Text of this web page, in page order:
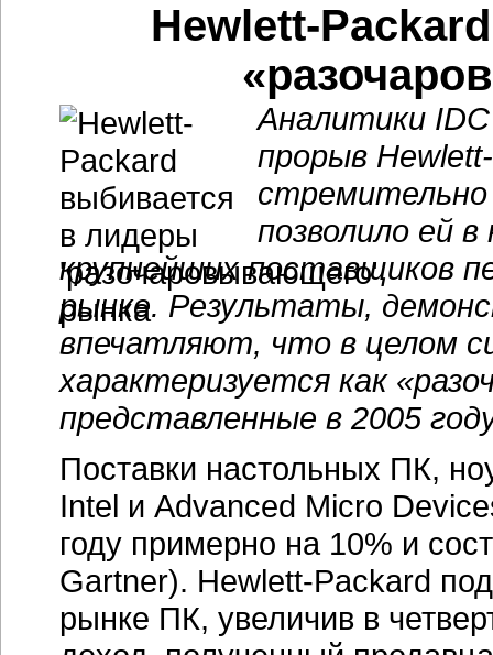
Hewlett-
Аналитики
прорыв
стремительно
позволило ей
крупнейших поставщиков
рынке. Результаты,
впечатляют, что в целом
характеризуется как
представленные в 2005
Поставки настольных ПК,
Intel и Advanced Micro
году примерно на 10% и
Gartner). Hewlett-Packard
рынке ПК, увеличив в